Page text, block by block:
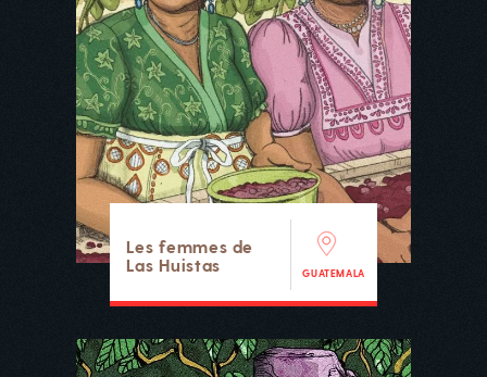
Les femmes de
Las Huistas
GUATEMALA